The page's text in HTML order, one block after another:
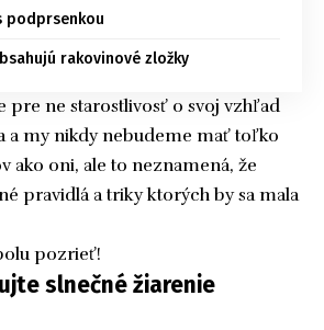
podprsenkou
rakovinové zložky
pre ne starostlivosť o svoj vzhľad
a my nikdy nebudeme mať toľko
ako oni, ale to neznamená, že
pravidlá a triky ktorých by sa mala
pozrieť!
slnečné žiarenie